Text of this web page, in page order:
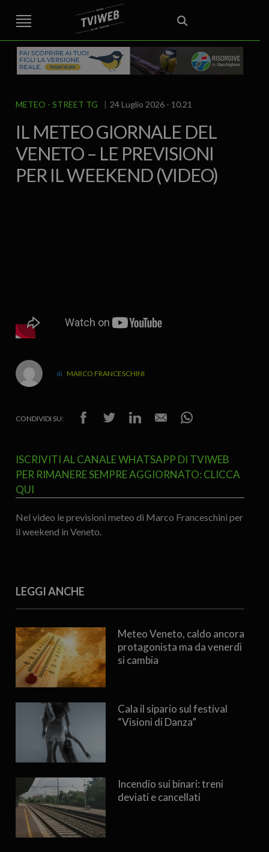
STREET TG CRONACA VENETO
VICENZA E PROVINCIA
AREA BERICA
ECONOMIA ATTUALITA’ POLITICA
EDITORIALE ITALIA E MONDO CURIOSITÀ – LIFESTYLE
CULTURA ARTE
SPORT
IL GRAFFIO FOOD & DRINK FUORIPORTA EROTICO VICENTINO
METEO STREET TG 24 Luglio 2026 - 10.21
IL METEO GIORNALE DEL
VENETO – LE PREVISIONI
PER IL WEEKEND (VIDEO)
MARCO FRANCESCHINI
CONDIVIDI SU:
ISCRIVITI AL CANALE WHATSAPP DI TVIWEB
PER RIMANERE SEMPRE AGGIORNATO: CLICCA
QUI
Nel video le previsioni meteo di Marco Franceschini per
il weekend in Veneto.
LEGGI ANCHE
Meteo Veneto, caldo ancora
protagonista ma da venerdì
si cambia
Cala il sipario sul festival
“Visioni di Danza”
Incendio sui binari: treni
deviati e cancellati